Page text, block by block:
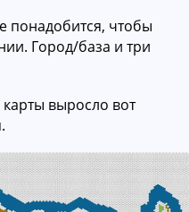
понадобится, чтобы
Город/база и три
выросло вот